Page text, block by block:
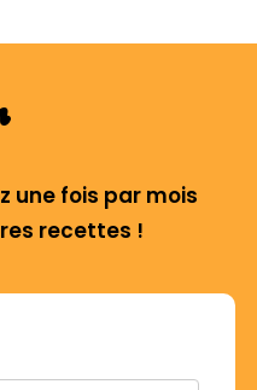
une fois par mois
recettes !